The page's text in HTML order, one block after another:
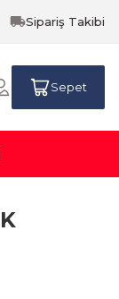
Sipariş Takibi
Sepet